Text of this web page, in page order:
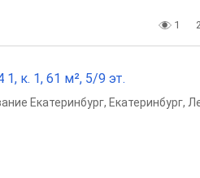
1
к. 1, 61 м², 5/9 эт.
Екатеринбург, Екатеринбург,